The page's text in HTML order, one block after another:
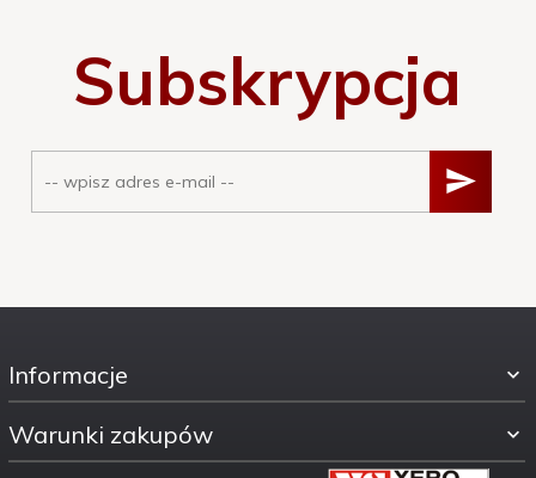
Subskrypcja
Informacje
Warunki zakupów